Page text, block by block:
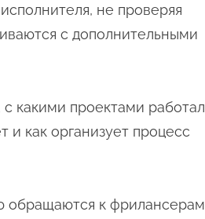
не проверяя
с дополнительными
какими проектами работал
и как организует процесс
обращаются к фрилансерам